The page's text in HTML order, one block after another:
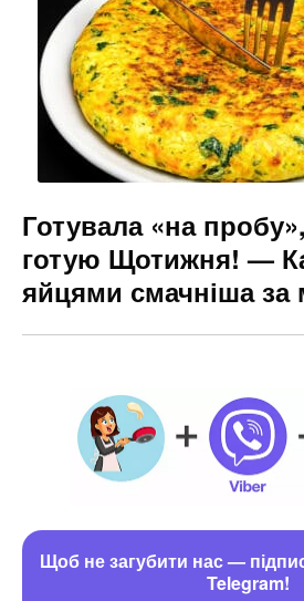
Готувала «на
готую Щотижня! —
яйцями смачніша за
Щоб не загубити нас —
Telegram!